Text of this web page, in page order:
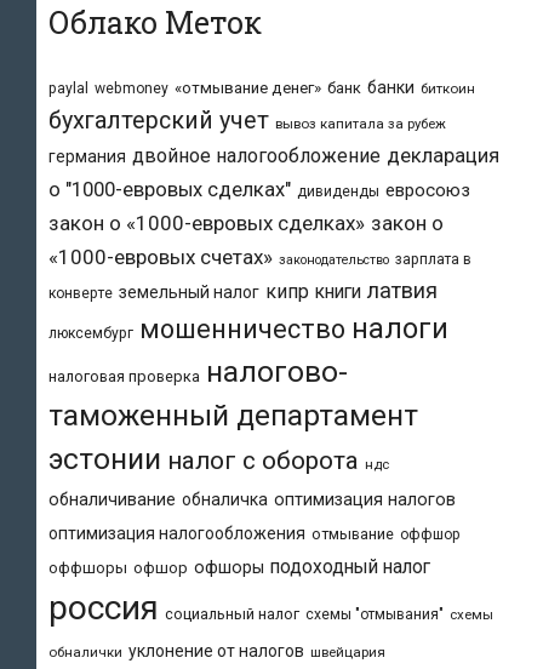
Облако Меток
paylal webmoney «отмывание денег» банк банки биткоин
бухгалтерский учет вывоз капитала за рубеж
германия двойное налогообложение декларация
о "1000-евровых сделках" дивиденды евросоюз
закон о «1000-евровых сделках» закон о
«1000-евровых счетах» законодательство зарплата в
конверте земельный налог кипр книги латвия
люксембург мошенничество налоги
налоговая проверка налогово-
таможенный департамент
эстонии налог с оборота ндс
обналичивание обналичка оптимизация налогов
оптимизация налогообложения отмывание оффшор
оффшоры офшор офшоры подоходный налог
россия социальный налог схемы "отмывания" схемы
обналички уклонение от налогов швейцария